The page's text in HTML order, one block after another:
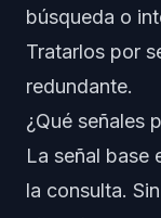
búsqueda o
Tratarlos por
redundante.
¿Qué señales
La señal base
la consulta.